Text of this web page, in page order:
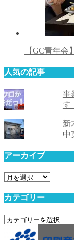
【GC青年
人気の記事
事
す
新
中
アーカイブ
ア
カ
ブ
カテゴリー
カ